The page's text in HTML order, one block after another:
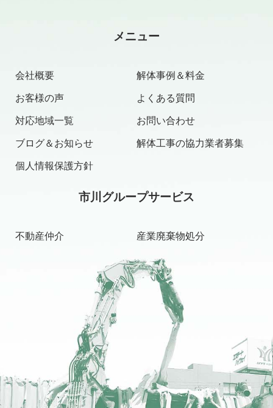
メニュー
会社概要
解体事例＆料金
お客様の声
よくある質問
対応地域一覧
お問い合わせ
ブログ＆お知らせ
解体工事の協力業者募集
個人情報保護方針
市川グループサービス
不動産仲介 産業廃棄物処分